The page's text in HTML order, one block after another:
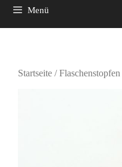
Menü
Startseite /Flaschenstopfen